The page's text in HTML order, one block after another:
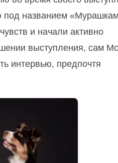
под названием
и начали активно
выступления, сам
интервью, предпочтя